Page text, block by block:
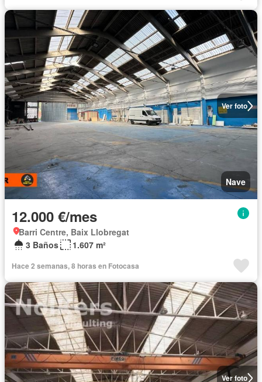
Ver foto
Nave
12.000 €/mes
Barri Centre, Baix Llobregat
3 Baños
1.607 m²
Hace 2 semanas, 8 horas en Fotocasa
Ver foto